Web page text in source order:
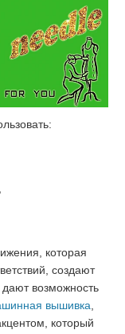
которая
создают
возможность
вышивка
который